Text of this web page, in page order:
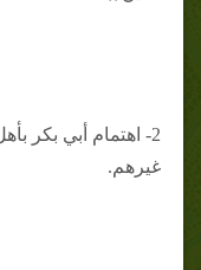
2- اهتمام أبي بكر
غيرهم.